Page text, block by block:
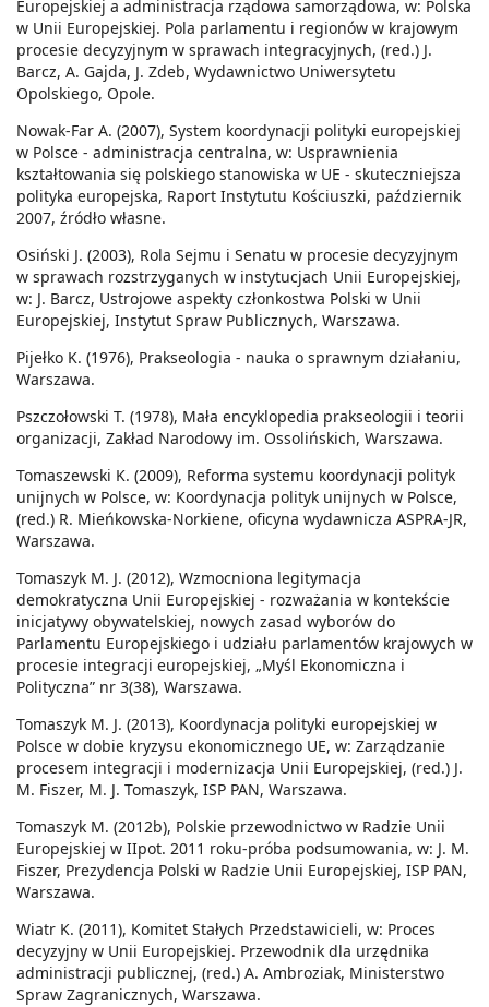
Europejskiej a administracja rządowa samorządowa, w: Polska
w Unii Europejskiej. Pola parlamentu i regionów w krajowym
procesie decyzyjnym w sprawach integracyjnych, (red.) J.
Barcz, A. Gajda, J. Zdeb, Wydawnictwo Uniwersytetu
Opolskiego, Opole.
Nowak-Far A. (2007), System koordynacji polityki europejskiej
w Polsce - administracja centralna, w: Usprawnienia
kształtowania się polskiego stanowiska w UE - skuteczniejsza
polityka europejska, Raport Instytutu Kościuszki, październik
2007, źródło własne.
Osiński J. (2003), Rola Sejmu i Senatu w procesie decyzyjnym
w sprawach rozstrzyganych w instytucjach Unii Europejskiej,
w: J. Barcz, Ustrojowe aspekty członkostwa Polski w Unii
Europejskiej, Instytut Spraw Publicznych, Warszawa.
Pijełko K. (1976), Prakseologia - nauka o sprawnym działaniu,
Warszawa.
Pszczołowski T. (1978), Mała encyklopedia prakseologii i teorii
organizacji, Zakład Narodowy im. Ossolińskich, Warszawa.
Tomaszewski K. (2009), Reforma systemu koordynacji polityk
unijnych w Polsce, w: Koordynacja polityk unijnych w Polsce,
(red.) R. Mieńkowska-Norkiene, oficyna wydawnicza ASPRA-JR,
Warszawa.
Tomaszyk M. J. (2012), Wzmocniona legitymacja
demokratyczna Unii Europejskiej - rozważania w kontekście
inicjatywy obywatelskiej, nowych zasad wyborów do
Parlamentu Europejskiego i udziału parlamentów krajowych w
procesie integracji europejskiej, „Myśl Ekonomiczna i
Polityczna” nr 3(38), Warszawa.
Tomaszyk M. J. (2013), Koordynacja polityki europejskiej w
Polsce w dobie kryzysu ekonomicznego UE, w: Zarządzanie
procesem integracji i modernizacja Unii Europejskiej, (red.) J.
M. Fiszer, M. J. Tomaszyk, ISP PAN, Warszawa.
Tomaszyk M. (2012b), Polskie przewodnictwo w Radzie Unii
Europejskiej w IIpot. 2011 roku-próba podsumowania, w: J. M.
Fiszer, Prezydencja Polski w Radzie Unii Europejskiej, ISP PAN,
Warszawa.
Wiatr K. (2011), Komitet Stałych Przedstawicieli, w: Proces
decyzyjny w Unii Europejskiej. Przewodnik dla urzędnika
administracji publicznej, (red.) A. Ambroziak, Ministerstwo
Spraw Zagranicznych, Warszawa.